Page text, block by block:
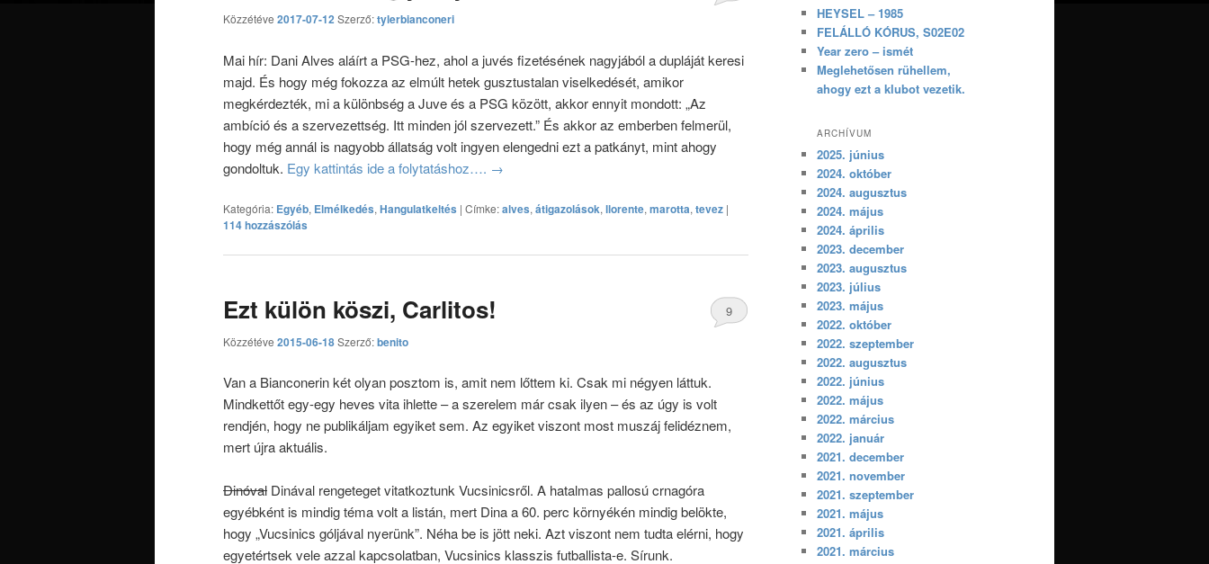
Közzétéve 2017-07-12Szerző:tylerbianconeri
Mai hír: Dani Alves aláírt a PSG-hez, ahol a juvés fizetésének nagyjából a dupláját keresi
majd. És hogy még fokozza az elmúlt hetek gusztustalan viselkedését, amikor
megkérdezték, mi a különbség a Juve és a PSG között, akkor ennyit mondott: „Az
ambíció és a szervezettség. Itt minden jól szervezett.” És akkor az emberben felmerül,
hogy még annál is nagyobb állatság volt ingyen elengedni ezt a patkányt, mint ahogy
gondoltuk. Egy kattintás ide a folytatáshoz…. →
Kategória: Egyéb, Elmélkedés, Hangulatkeltés | Címke:alves, átigazolások, llorente, marotta, tevez |
114 hozzászólás
Ezt külön köszi, Carlitos!
Közzétéve 2015-06-18Szerző:benito
9
Van a Bianconerin két olyan posztom is, amit nem lőttem ki. Csak mi négyen láttuk.
Mindkettőt egy-egy heves vita ihlette – a szerelem már csak ilyen – és az úgy is volt
rendjén, hogy ne publikáljam egyiket sem. Az egyiket viszont most muszáj felidéznem,
mert újra aktuális.
Dinóval Dinával rengeteget vitatkoztunk Vucsinicsről. A hatalmas pallosú crnagóra
egyébként is mindig téma volt a listán, mert Dina a 60. perc környékén mindig belökte,
hogy „Vucsinics góljával nyerünk”. Néha be is jött neki. Azt viszont nem tudta elérni, hogy
egyetértsek vele azzal kapcsolatban, Vucsinics klasszis futballista-e. Sírunk.
HEYSEL – 1985
FELÁLLÓ KÓRUS, S02E02
Year zero – ismét
Meglehetősen rühellem,
ahogy ezt a klubot vezetik.
ARCHÍVUM
2025. június
2024. október
2024. augusztus
2024. május
2024. április
2023. december
2023. augusztus
2023. július
2023. május
2022. október
2022. szeptember
2022. augusztus
2022. június
2022. május
2022. március
2022. január
2021. december
2021. november
2021. szeptember
2021. május
2021. április
2021. március